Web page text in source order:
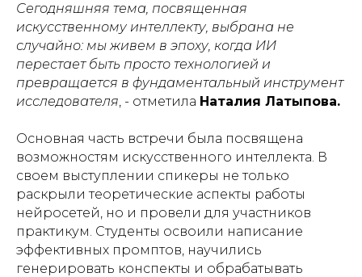
Сегодняшняя тема, посвященная
искусственному интеллекту, выбрана не
случайно: мы живем в эпоху, когда ИИ
перестает быть просто технологией и
превращается в фундаментальный инструмент
исследователя, - отметила Наталия Латыпова.
Основная часть встречи была посвящена
возможностям искусственного интеллекта. В
своем выступлении спикеры не только
раскрыли теоретические аспекты работы
нейросетей, но и провели для участников
практикум. Студенты освоили написание
эффективных промптов, научились
генерировать конспекты и обрабатывать